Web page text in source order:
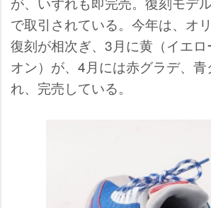
で取引されている。今年は、オ
復刻が相次ぎ、3月に黄（イエ
オン）が、4月には赤グラデ、青
れ、完売している。